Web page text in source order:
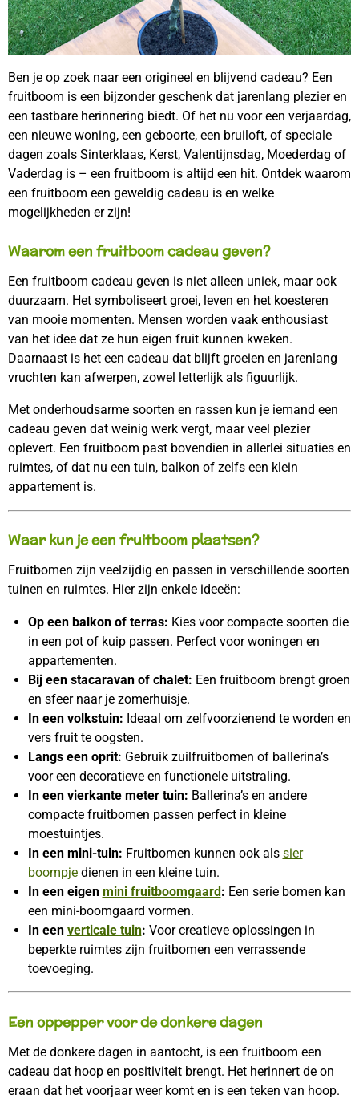
Ben je op zoek naar een origineel en blijvend cadeau? Een
fruitboom is een bijzonder geschenk dat jarenlang plezier en
een tastbare herinnering biedt. Of het nu voor een verjaardag,
een nieuwe woning, een geboorte, een bruiloft, of speciale
dagen zoals Sinterklaas, Kerst, Valentijnsdag, Moederdag of
Vaderdag is – een fruitboom is altijd een hit. Ontdek waarom
een fruitboom een geweldig cadeau is en welke
mogelijkheden er zijn!
Waarom een fruitboom cadeau geven?
Een fruitboom cadeau geven is niet alleen uniek, maar ook
duurzaam. Het symboliseert groei, leven en het koesteren
van mooie momenten. Mensen worden vaak enthousiast
van het idee dat ze hun eigen fruit kunnen kweken.
Daarnaast is het een cadeau dat blijft groeien en jarenlang
vruchten kan afwerpen, zowel letterlijk als figuurlijk.
Met onderhoudsarme soorten en rassen kun je iemand een
cadeau geven dat weinig werk vergt, maar veel plezier
oplevert. Een fruitboom past bovendien in allerlei situaties en
ruimtes, of dat nu een tuin, balkon of zelfs een klein
appartement is.
Waar kun je een fruitboom plaatsen?
Fruitbomen zijn veelzijdig en passen in verschillende soorten
tuinen en ruimtes. Hier zijn enkele ideeën:
Op een balkon of terras: Kies voor compacte soorten die
in een pot of kuip passen. Perfect voor woningen en
appartementen.
Bij een stacaravan of chalet: Een fruitboom brengt groen
en sfeer naar je zomerhuisje.
In een volkstuin: Ideaal om zelfvoorzienend te worden en
vers fruit te oogsten.
Langs een oprit: Gebruik zuilfruitbomen of ballerina’s
voor een decoratieve en functionele uitstraling.
In een vierkante meter tuin: Ballerina’s en andere
compacte fruitbomen passen perfect in kleine
moestuintjes.
In een mini-tuin: Fruitbomen kunnen ook als sier
boompjedienen in een kleine tuin.
In een eigen mini fruitboomgaard: Een serie bomen kan
een mini-boomgaard vormen.
In een verticale tuin: Voor creatieve oplossingen in
beperkte ruimtes zijn fruitbomen een verrassende
toevoeging.
Een oppepper voor de donkere dagen
Met de donkere dagen in aantocht, is een fruitboom een
cadeau dat hoop en positiviteit brengt. Het herinnert de on
eraan dat het voorjaar weer komt en is een teken van hoop.